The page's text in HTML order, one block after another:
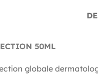
50ML
globale